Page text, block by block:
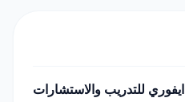
ايفوري للتدريب والاستشارات